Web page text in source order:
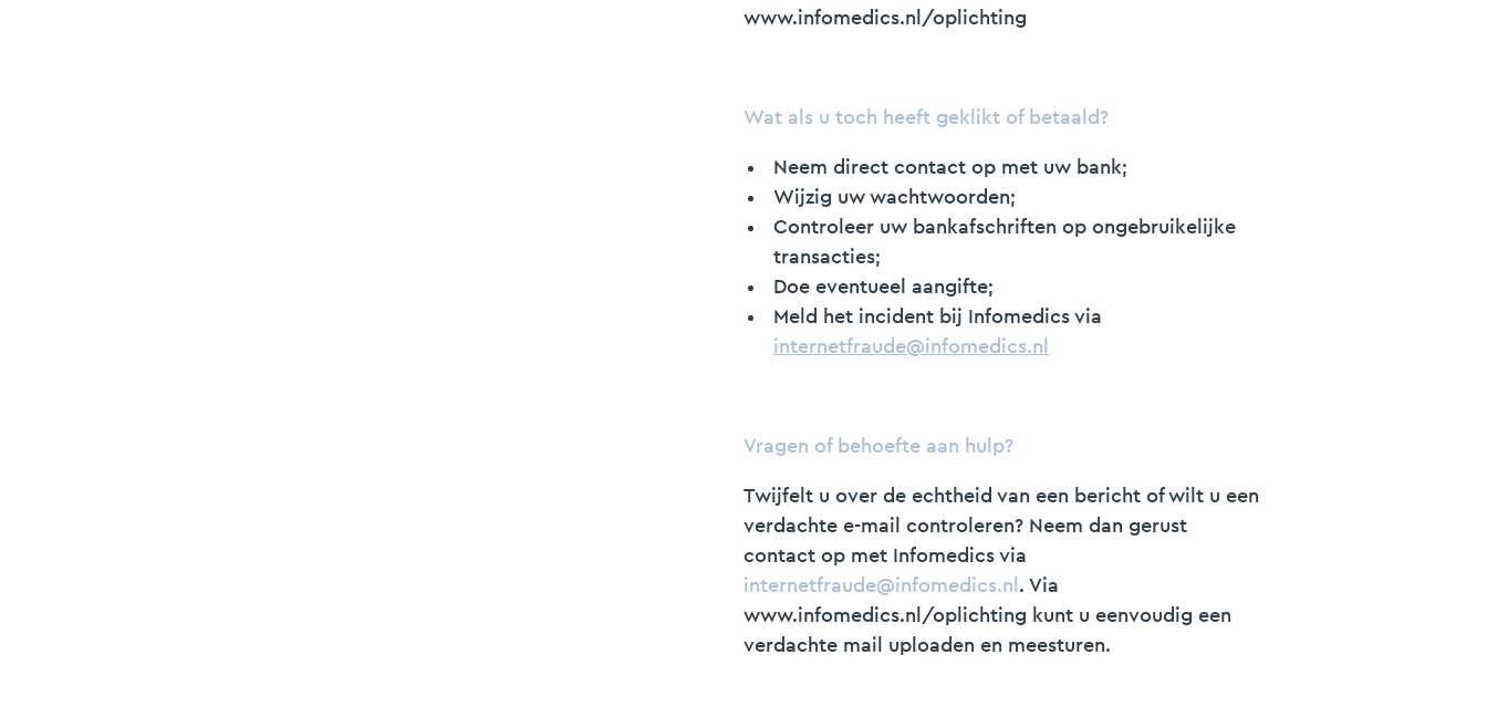
www.infomedics.nl/oplichting
Wat als u toch heeft geklikt of betaald?
Neem direct contact op met uw bank;
Wijzig uw wachtwoorden;
Controleer uw bankafschriften op ongebruikelijke
transacties;
Doe eventueel aangifte;
Meld het incident bij Infomedics via
internetfraude@infomedics.nl
Vragen of behoefte aan hulp?
Twijfelt u over de echtheid van een bericht of wilt u een
verdachte e-mail controleren? Neem dan gerust
contact op met Infomedics via
internetfraude@infomedics.nl . Via
www.infomedics.nl/oplichting kunt u eenvoudig een
verdachte mail uploaden en meesturen.